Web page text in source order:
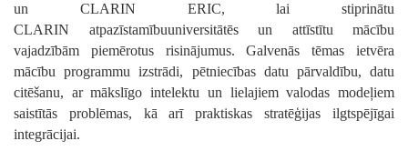
un CLARIN ERIC, lai stiprinātu
CLARIN atpazīstamībuuniversitātēs un attīstītu mācību
vajadzībām piemērotus risinājumus.
Galvenās tēmas ietvēra
mācību programmu izstrādi, pētniecības datu pārvaldību, datu
citēšanu, ar mākslīgo intelektu un lielajiem valodas modeļiem
saistītās problēmas, kā arī praktiskas stratēģijas ilgtspējīgai
integrācijai.